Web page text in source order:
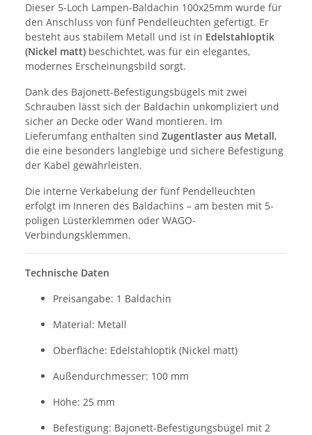
Dieser 5-Loch Lampen-Baldachin 100x25mm wurde für
den Anschluss von fünf Pendelleuchten gefertigt. Er
besteht aus stabilem Metall und ist in Edelstahloptik
(Nickel matt) beschichtet, was für ein elegantes,
modernes Erscheinungsbild sorgt.
Dank des Bajonett-Befestigungsbügels mit zwei
Schrauben lässt sich der Baldachin unkompliziert und
sicher an Decke oder Wand montieren. Im
Lieferumfang enthalten sind Zugentlaster aus Metall,
die eine besonders langlebige und sichere Befestigung
der Kabel gewährleisten.
Die interne Verkabelung der fünf Pendelleuchten
erfolgt im Inneren des Baldachins – am besten mit 5-
poligen Lüsterklemmen oder WAGO-
Verbindungsklemmen.
Technische Daten
Preisangabe: 1 Baldachin
Material: Metall
Oberfläche: Edelstahloptik (Nickel matt)
Außendurchmesser: 100 mm
Höhe: 25 mm
Befestigung: Bajonett-Befestigungsbügel mit 2